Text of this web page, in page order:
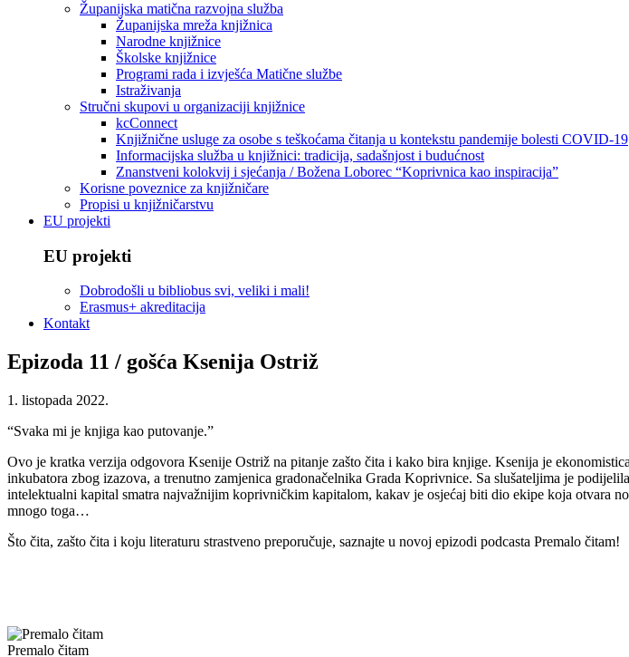
Županijska matična razvojna služba
Županijska mreža knjižnica
Narodne knjižnice
Školske knjižnice
Programi rada i izvješća Matične službe
Istraživanja
Stručni skupovi u organizaciji knjižnice
kcConnect
Knjižnične usluge za osobe s teškoćama čitanja u kontekstu pandemije bolesti COVID-19
Informacijska služba u knjižnici: tradicija, sadašnjost i budućnost
Znanstveni kolokvij i sjećanja / Božena Loborec “Koprivnica kao inspiracija”
Korisne poveznice za knjižničare
Propisi u knjižničarstvu
EU projekti
EU projekti
Dobrodošli u bibliobus svi, veliki i mali!
Erasmus+ akreditacija
Kontakt
Epizoda 11 / gošća Ksenija Ostriž
1. listopada 2022.
“Svaka mi je knjiga kao putovanje.”
Ovo je kratka verzija odgovora Ksenije Ostriž na pitanje zašto čita i kako bira knjige. Ksenija je
inkubatora zbog izazova, a trenutno zamjenica gradonačelnika Grada Koprivnice. Sa slušateljima je
intelektualni kapital smatra najvažnijim koprivničkim kapitalom, kakav je osjećaj biti dio ekipe koja otvara
mnogo toga…
Što čita, zašto čita i koju literaturu strastveno preporučuje, saznajte u novoj epizodi podcasta Premalo čitam!
Premalo čitam